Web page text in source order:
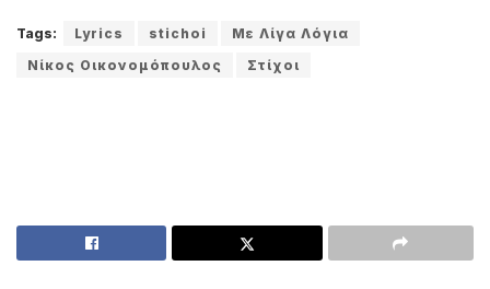
Tags: Lyrics stichoi
Με Λίγα Λόγια
Νίκος Οικονομόπουλος
Στίχοι